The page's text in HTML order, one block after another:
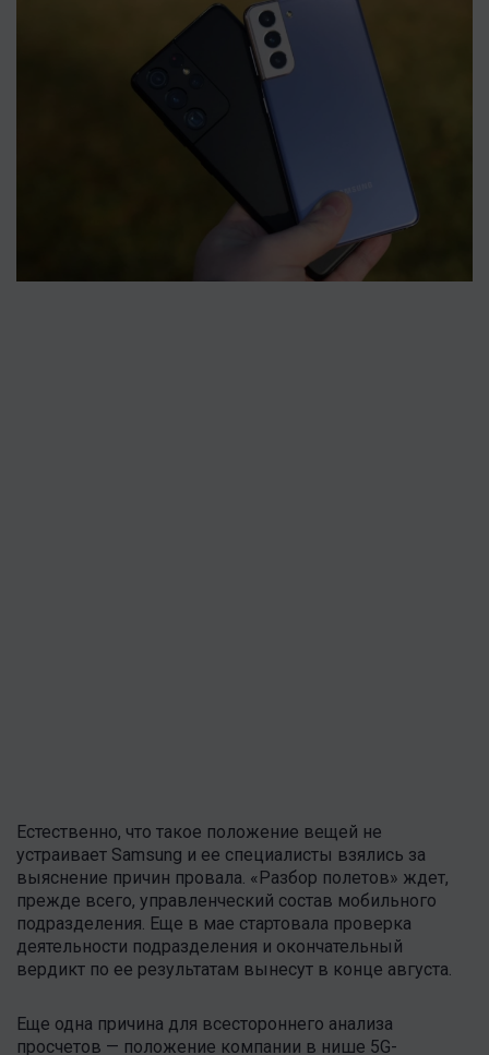
Естественно, что такое положение вещей не
устраивает Samsung и ее специалисты взялись за
выяснение причин провала. «Разбор полетов» ждет,
прежде всего, управленческий состав мобильного
подразделения. Еще в мае стартовала проверка
деятельности подразделения и окончательный
вердикт по ее результатам вынесут в конце августа.
Еще одна причина для всестороннего анализа
просчетов — положение компании в нише 5G-